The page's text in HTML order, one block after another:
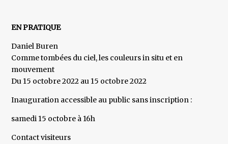
EN PRATIQUE
Daniel Buren
Comme tombées du ciel, les couleurs in situ et en
mouvement
Du 15 octobre 2022 au 15 octobre 2022
Inauguration accessible au public sans inscription :
samedi 15 octobre à 16h
Contact visiteurs